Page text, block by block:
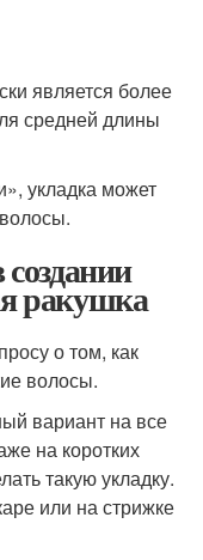
является более
средней длины
укладка может
ракушка
о том, как
волосы.
вариант на все
на коротких
такую укладку.
или на стрижке